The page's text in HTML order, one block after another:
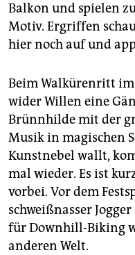
Balkon und spielen
Motiv. Ergriffen
hier noch auf und
Beim Walkürenritt im
wider Willen eine
Brünnhilde mit der
Musik in magischen
Kunstnebel wallt,
mal wieder. Es ist
vorbei. Vor dem
schweißnasser
für Downhill-Biking
anderen Welt.